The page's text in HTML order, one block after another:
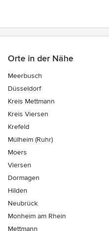
Orte in der Nähe
Meerbusch
Düsseldorf
Kreis Mettmann
Kreis Viersen
Krefeld
Mülheim (Ruhr)
Moers
Viersen
Dormagen
Hilden
Neubrück
Monheim am Rhein
Mettmann